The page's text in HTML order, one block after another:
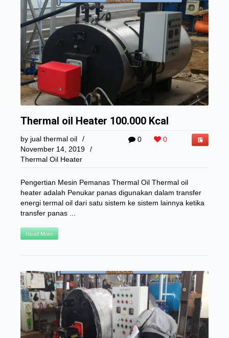
Thermal oil Heater 100.000 Kcal
0 0
by jual thermal oil
/
November 14, 2019
/
Thermal Oil Heater
Pengertian Mesin Pemanas Thermal Oil Thermal oil
heater adalah Penukar panas digunakan dalam transfer
energi termal oil dari satu sistem ke sistem lainnya ketika
transfer panas ...
Read More